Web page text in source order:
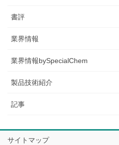
書評
業界情報
業界情報bySpecialChem
製品技術紹介
記事
サイトマップ